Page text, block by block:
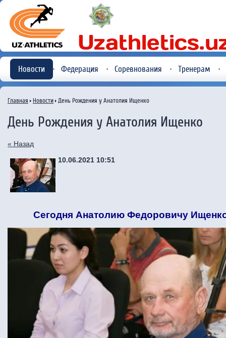
Новости Федерация Соревнования Тренерам
Главная Новости День Рождения у Анатолия Ищенко
День Рождения у Анатолия Ищенко
« Назад
10.06.2021 10:51
Сегодня Анатолию Федоровичу